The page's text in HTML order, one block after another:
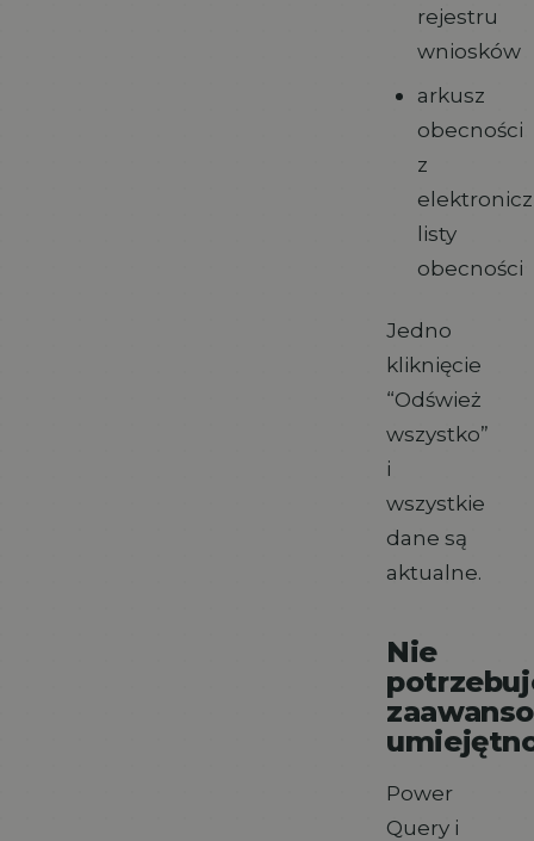
rejestru
wniosków
arkusz
obecności
z
listy
obecności
Jedno
kliknięcie
“Odśwież
wszystko”
i
wszystkie
dane są
aktualne.
Nie
Power
Query i